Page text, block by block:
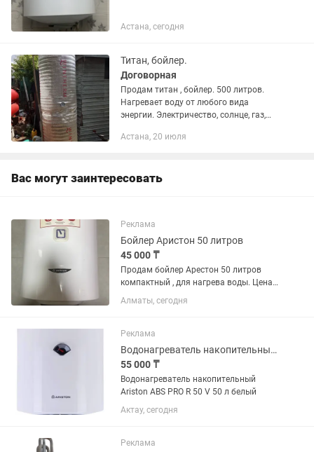
Астана, сегодня
Титан, бойлер.
Договорная
Продам титан , бойлер. 500 литров.
Нагревает воду от любого вида
энергии. Электричество, солнце, газ,
нагревается за 1 час , остывает 24
Астана, 20 июля
Вас могут заинтересовать
Реклама
Бойлер Аристон 50 литров
45 000 ₸
Продам бойлер Арестон 50 литров
компактный , для нагрева воды. Цена
45000 . Стояло у меня дома одну зиму .
Установили котёл теперь он нам не
Алматы, сегодня
Реклама
Водонагреватель накопительный Ariston ABS PRO R 50 V 50 л белый
55 000 ₸
Водонагреватель накопительный
Ariston ABS PRO R 50 V 50 л белый
Актау, сегодня
Реклама